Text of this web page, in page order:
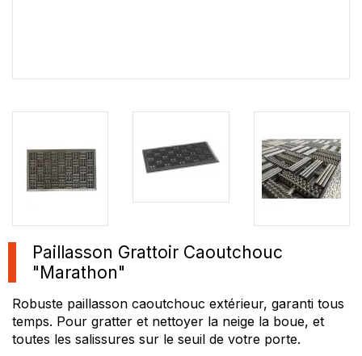
Paillasson Grattoir Caoutchouc
"Marathon"
Robuste paillasson caoutchouc extérieur, garanti tous
temps. Pour gratter et nettoyer la neige la boue, et
toutes les salissures sur le seuil de votre porte.